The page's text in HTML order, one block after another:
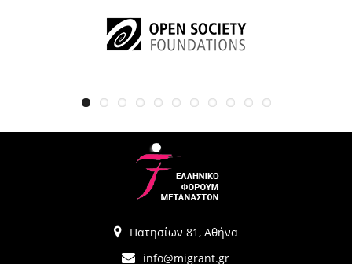
Πατησίων 81, Αθήνα
info@migrant.gr